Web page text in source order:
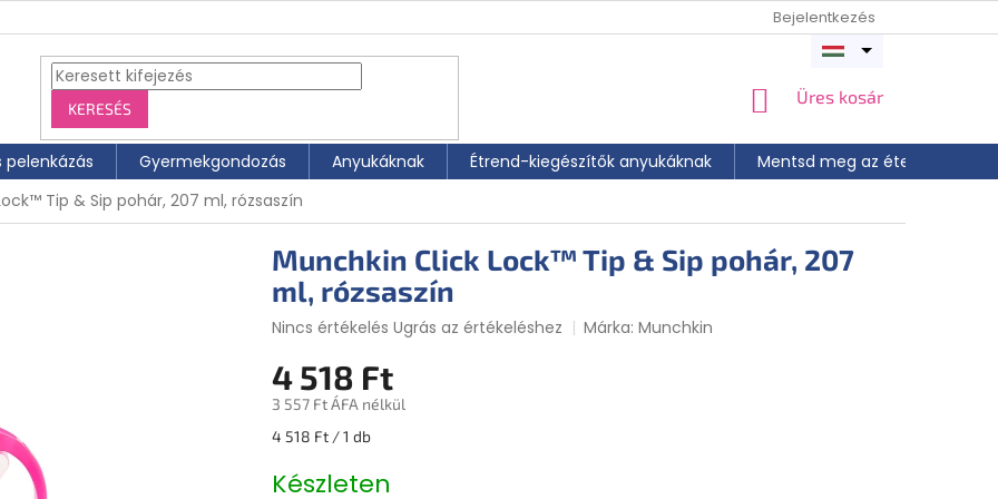
Bejelentkezés
KERESÉS
KOSÁR
Üres kosár
pelenkázás Gyermekgondozás Anyukáknak Étrend-kiegészítők anyukáknak Mentsd meg az ételt
Menü
Tip & Sip pohár, 207 ml, rózsaszín
Munchkin Click Lock™ Tip & Sip pohár, 207
ml, rózsaszín
A
átlagos
értékelése
5-
ből
csillag.
Nincs értékelés Ugrás az értékeléshez Márka:Munchkin
4 518 Ft
3 557 Ft ÁFA nélkül
Egységár:
4 518 Ft / 1 db
Készleten